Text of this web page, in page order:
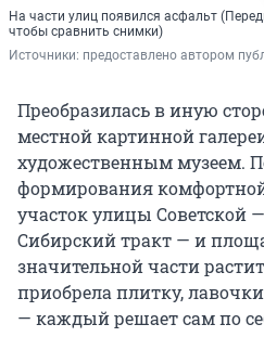
На части улиц появился асфальт
чтобы сравнить снимки)
Источники: предоставлено автором
Преобразилась в иную
местной картинной
художественным музеем.
формирования
участок улицы Советской
Сибирский тракт — и
значительной части
приобрела плитку,
— каждый решает сам по